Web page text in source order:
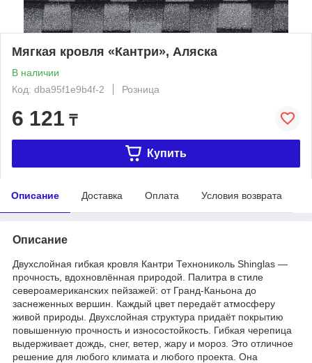
Мягкая кровля «Кантри», Аляска
В наличии
Код: dba95f1e9b4f-2
Розница
6 121 ₸
Купить
Описание Доставка Оплата Условия возврата
Описание
Двухслойная гибкая кровля Кантри Технониколь Shinglas —
прочность, вдохновлённая природой. Палитра в стиле
североамериканских пейзажей: от Гранд-Каньона до
заснеженных вершин. Каждый цвет передаёт атмосферу
живой природы. Двухслойная структура придаёт покрытию
повышенную прочность и износостойкость. Гибкая черепица
выдерживает дождь, снег, ветер, жару и мороз. Это отличное
решение для любого климата и любого проекта. Она